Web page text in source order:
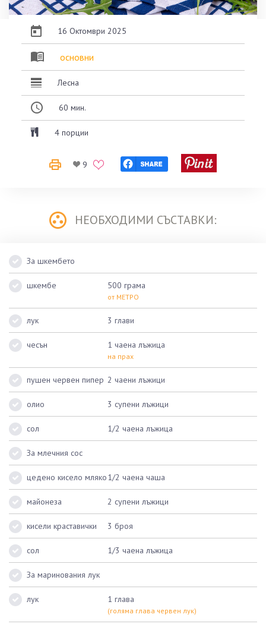
16 Октомври 2025
основни
Лесна
60 мин.
4 порции
9
НЕОБХОДИМИ СЪСТАВКИ:
За шкембето
шкембе 500 грама
от МЕТРО
лук 3 глави
чесън 1 чаена лъжица
на прах
пушен червен пипер 2 чаени лъжици
олио 3 супени лъжици
сол 1/2 чаена лъжица
За млечния сос
цедено кисело мляко1/2 чаена чаша
майонеза 2 супени лъжици
кисели краставички 3 броя
сол 1/3 чаена лъжица
За маринования лук
лук 1 глава
(голяма глава червен лук)